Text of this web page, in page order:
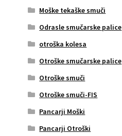
Moške tekaške smuči
Odrasle smučarske palice
otroška kolesa
Otroške smučarske palice
Otroške smuči
Otroške smuči-FIS
Pancarji Moški
Pancarji Otroški